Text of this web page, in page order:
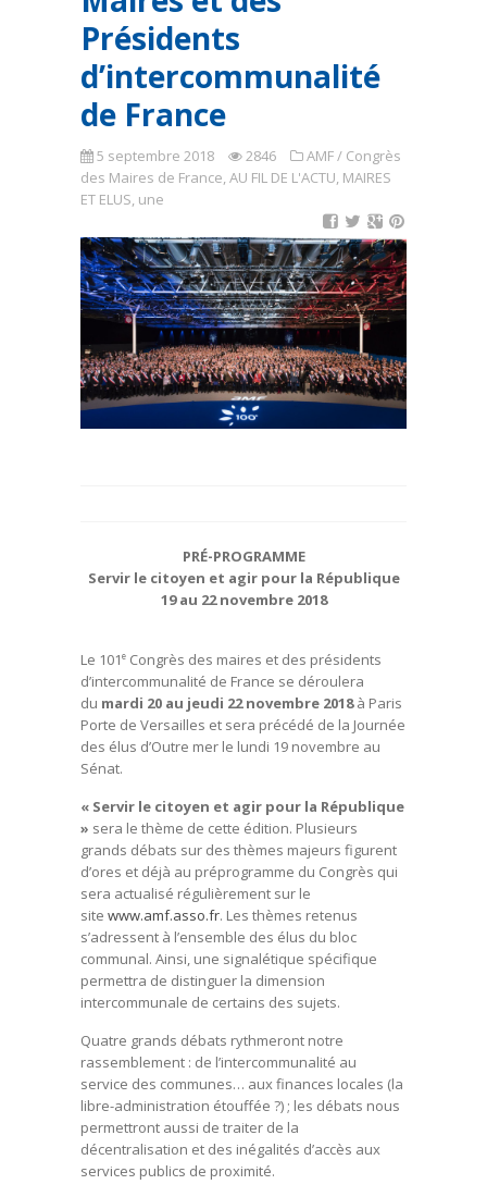
Présidents
d’intercommunalité
de France
5 septembre 2018 2846
AMF / Congrès
des Maires de France,AU FIL DE L'ACTU, MAIRES
ET ELUS, une
PRÉ-PROGRAMME
Servir le citoyen et agir pour la République
19 au 22 novembre 2018
Le 101e Congrès des maires et des présidents
d’intercommunalité de France se déroulera
du mardi 20 au jeudi 22 novembre 2018à Paris
Porte de Versailles et sera précédé de la Journée
des élus d’Outre mer le lundi 19 novembre au
Sénat.
« Servir le citoyen et agir pour la République
» sera le thème de cette édition. Plusieurs
grands débats sur des thèmes majeurs figurent
d’ores et déjà au préprogramme du Congrès qui
sera actualisé régulièrement sur le
site www.amf.asso.fr. Les thèmes retenus
s’adressent à l’ensemble des élus du bloc
communal. Ainsi, une signalétique spécifique
permettra de distinguer la dimension
intercommunale de certains des sujets.
Quatre grands débats rythmeront notre
rassemblement : de l’intercommunalité au
service des communes… aux finances locales (la
libre-administration étouffée ?) ; les débats nous
permettront aussi de traiter de la
décentralisation et des inégalités d’accès aux
services publics de proximité.